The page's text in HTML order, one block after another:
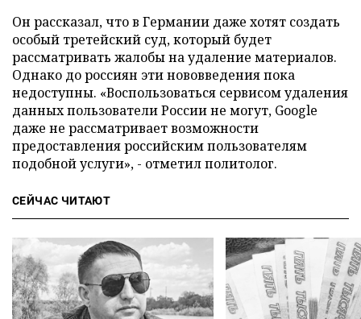
Он рассказал, что в Германии даже хотят создать
особый третейский суд, который будет
рассматривать жалобы на удаление материалов.
Однако до россиян эти нововведения пока
недоступны. «Воспользоваться сервисом удаления
данных пользователи России не могут, Google
даже не рассматривает возможности
предоставления российским пользователям
подобной услуги», - отметил политолог.
СЕЙЧАС ЧИТАЮТ